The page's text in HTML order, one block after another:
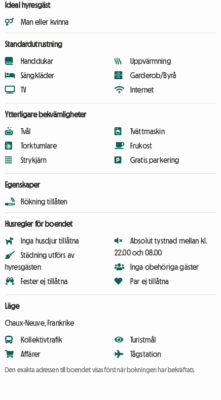
Ideal hyresgäst
Man eller kvinna
Standardutrustning
Handdukar
Sängkläder
TV
Uppvärmning
Garderob/Byrå
Internet
Ytterligare bekvämligheter
Tvål
Torktumlare
Strykjärn
Tvättmaskin
Frukost
Gratis parkering
Egenskaper
Rökning tillåten
Husregler för boendet
Inga husdjur tillåtna
Städning utförs av
hyresgästen
Fester ej tillåtna
Absolut tystnad mellan kl.
22.00 och 08.00
Inga obehöriga gäster
Par ej tillåtna
Läge
Chaux-Neuve, Frankrike
Kollektivtrafik
Affärer
Turistmål
Tågstation
Den exakta adressen till boendet visas först när bokningen har bekräftats.